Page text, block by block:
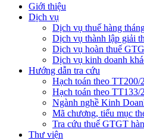
Giới thiệu
Dịch vụ
Dịch vụ thuế hàng
Dịch vụ thành lập giải
Dịch vụ hoàn thuế
Dịch vụ kinh doanh
Hướng dẫn tra cứu
Hạch toán theo
Hạch toán theo
Ngành nghề Kinh
Mã chương, tiểu mục
Tra cứu thuế GTGT
Thư viện